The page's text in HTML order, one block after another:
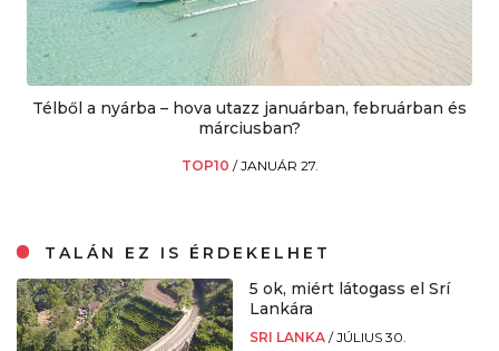
Télből a nyárba – hova utazz januárban, februárban és
márciusban?
TOP10 /JANUÁR 27.
TALÁN EZ IS ÉRDEKELHET
5 ok, miért látogass el Srí
Lankára
SRI LANKA /JÚLIUS 30.